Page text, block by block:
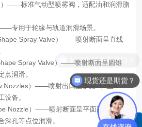
）——标准气动型喷雾阀，适配油和润滑脂
专用于轮缘与轨道润滑场景。
Spray Valve）——喷射断面呈直线
Spray Valve）——喷射断面呈圆锥
点润滑。
Nozzles）——喷射出口呈多路（3至5
设备。
Nozzle）——喷射断面呈平面圆锥形，
深孔等点位润滑。
现货还是期货？